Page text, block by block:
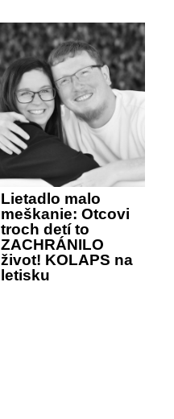
Lietadlo malo
meškanie: Otcovi
troch detí to
ZACHRÁNILO
život! KOLAPS na
letisku